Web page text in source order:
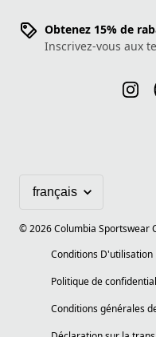
Obtenez 15% de
Inscrivez-vous aux
©2026Columbia Sportswear
Conditions D'utilisation
Politique de
Conditions générales